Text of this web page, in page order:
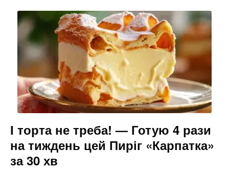
І торта не треба! — Готую 4 рази
на тиждень цей Пиріг «Карпатка»
за 30 хв